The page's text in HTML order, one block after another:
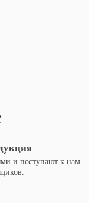
и поступают к нам